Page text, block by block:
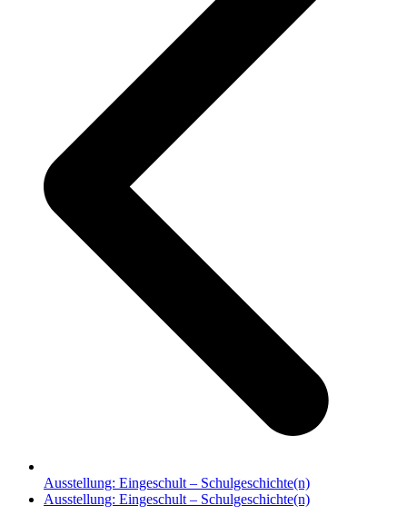
Ausstellung: Eingeschult – Schulgeschichte(n)
Nächster
Ausstellung: Eingeschult – Schulgeschichte(n)